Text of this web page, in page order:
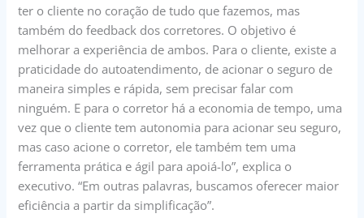
ter o cliente no coração de tudo que fazemos, mas
também do feedback dos corretores. O objetivo é
melhorar a experiência de ambos. Para o cliente, existe a
praticidade do autoatendimento, de acionar o seguro de
maneira simples e rápida, sem precisar falar com
ninguém. E para o corretor há a economia de tempo, uma
vez que o cliente tem autonomia para acionar seu seguro,
mas caso acione o corretor, ele também tem uma
ferramenta prática e ágil para apoiá-lo”, explica o
executivo. “Em outras palavras, buscamos oferecer maior
eficiência a partir da simplificação”.